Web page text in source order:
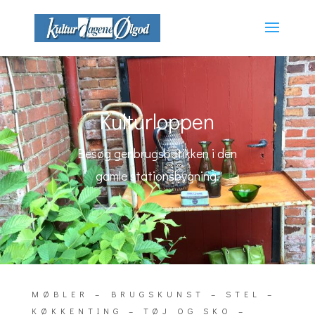
Kulturloppen
Besøg genbrugsbutikken i den
gamle stationsbygning.
MØBLER – BRUGSKUNST – STEL –
KØKKENTING – TØJ OG SKO –